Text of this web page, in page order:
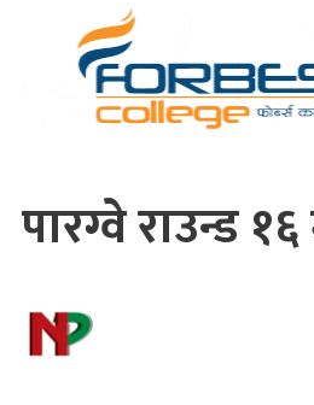
पारग्वे राउन्ड